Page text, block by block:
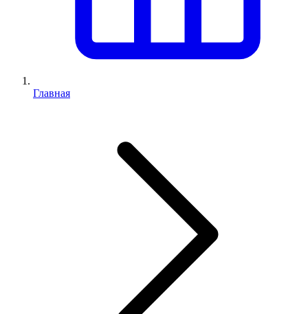
Главная